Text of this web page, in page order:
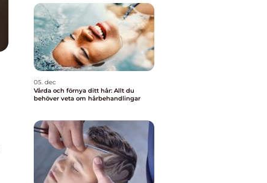
05. dec
Vårda och förnya ditt hår: Allt du
behöver veta om hårbehandlingar